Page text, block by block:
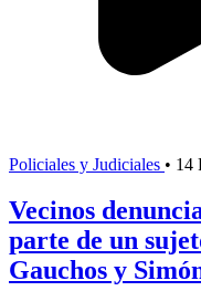
Policiales y Judiciales • 14
Vecinos
parte de un
Gauchos y